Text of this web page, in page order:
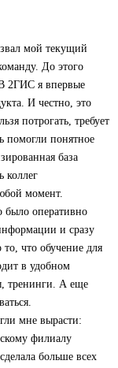
мой текущий
До этого
2ГИС я впервые
И честно, это
потрогать, требует
помогли понятное
база
коллег
момент.
оперативно
и сразу
что обучение для
в удобном
тренинги. А еще
мне вырасти:
филиалу
больше всех